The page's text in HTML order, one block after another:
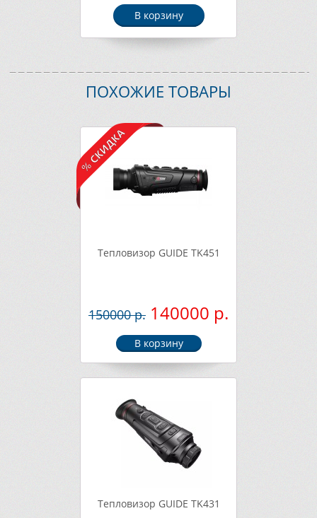
В корзину
ПОХОЖИЕ ТОВАРЫ
Тепловизор GUIDE TK451
150000 р. 140000 р.
Тепловизор GUIDE TK431